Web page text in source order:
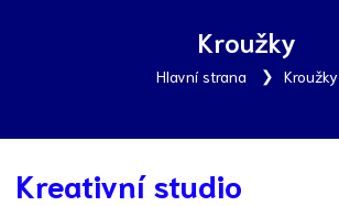
Kroužky
Hlavní strana Kroužky
Kreativní studio